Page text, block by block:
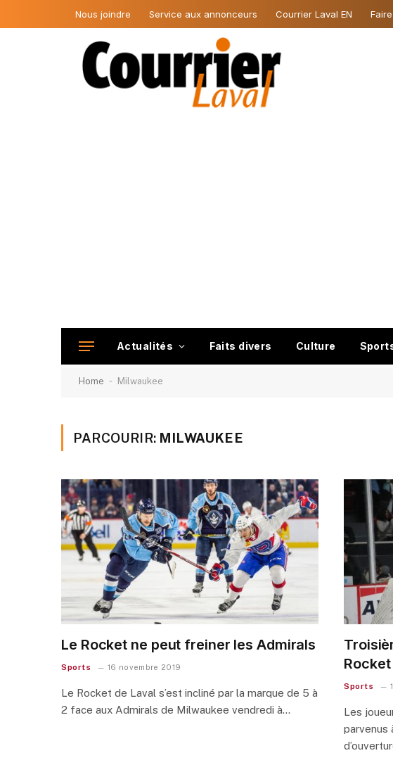
Nous joindre Service aux annonceurs Courrier Laval EN
Actualités Faits divers Culture
Home - Milwaukee
PARCOURIR: MILWAUKEE
Le Rocket ne peut freiner les Admirals
Sports 16 novembre 2019
Le Rocket de Laval s’est incliné par la marque de 5 à
2 face aux Admirals de Milwaukee vendredi à…
Rocket
Sports
Les
parvenus